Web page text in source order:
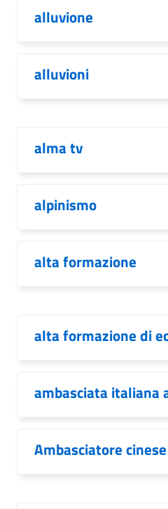
alluvione
alluvioni
alma tv
alpinismo
alta formazione
alta formazione di
ambasciata italiana
Ambasciatore cinese